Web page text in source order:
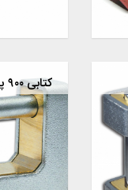
کتابی ۹۰۰ پاترول روکشدار گیرا